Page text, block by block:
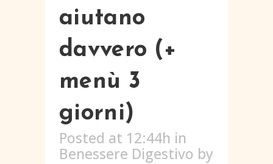
aiutano
davvero (+
menù 3
giorni)
Posted at 12:44h in
Benessere Digestivo by